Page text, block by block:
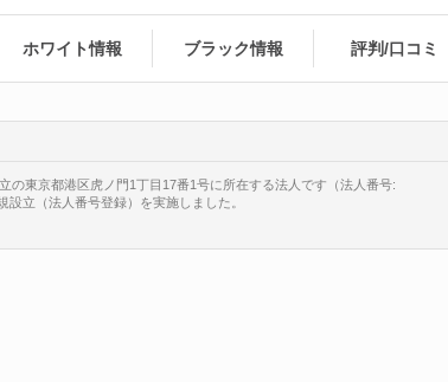
ホワイト情報 ブラック情報 評判/口コミ
の東京都港区虎ノ門1丁目17番1号に所在する法人です（法人番号:
立（法人番号登録）を実施しました。